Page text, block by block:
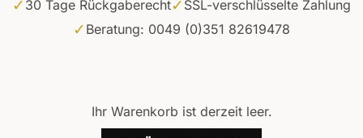
✓ 30 Tage Rückgaberecht✓ SSL-verschlüsselte Zahlung
✓ Beratung: 0049 (0)351 82619478
Ihr Warenkorb ist derzeit leer.